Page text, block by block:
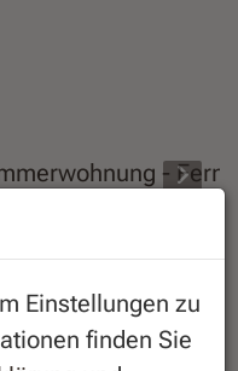
im Jahr 2022
Einstellungen zu
finden Sie